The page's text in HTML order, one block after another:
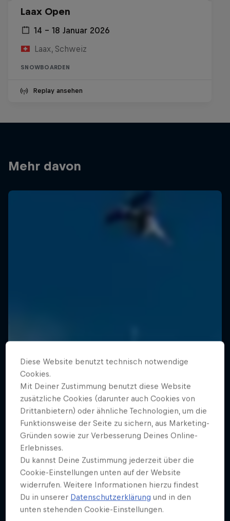
Laax Open
14 – 18 Januar 2026
Laax, Schweiz
SNOWBOARDEN
Replay ansehen
Mehr davon
Diese Website benutzt technisch notwendige
Cookies.
Mit Deiner Zustimmung benutzt diese Website
zusätzliche Cookies (darunter auch Cookies von
Drittanbietern) oder ähnliche Technologien, um die
Funktionsweise der Seite zu sichern, aus Marketing-
Gründen sowie zur Verbesserung Deines Online-
Erlebnisses.
Du kannst Deine Zustimmung jederzeit über die
Cookie-Einstellungen unten auf der Website
widerrufen. Weitere Informationen hierzu findest
Du in unserer Datenschutzerklärung und in den
unten stehenden Cookie-Einstellungen.